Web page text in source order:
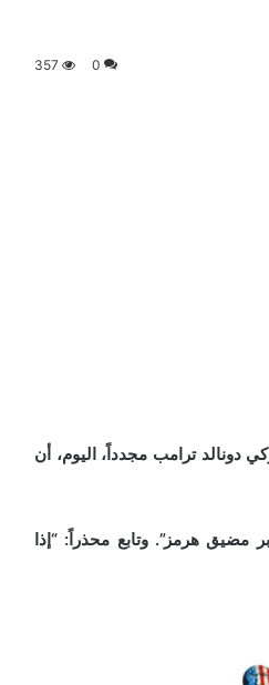
0
357
دونالد ترامب مجدداً، اليوم، أن
هرمز”. وتابع محذراً: “إذا